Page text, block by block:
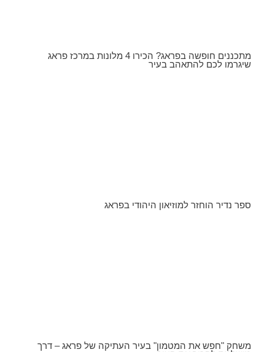
מתכננים חופשה בפראג? הכירו 4 מלונות במרכז פראג
שיגרמו לכם להתאהב בעיר
ספר נדיר הוחזר למוזיאון היהודי בפראג
משחק "חפש את המטמון" בעיר העתיקה של פראג – דרך